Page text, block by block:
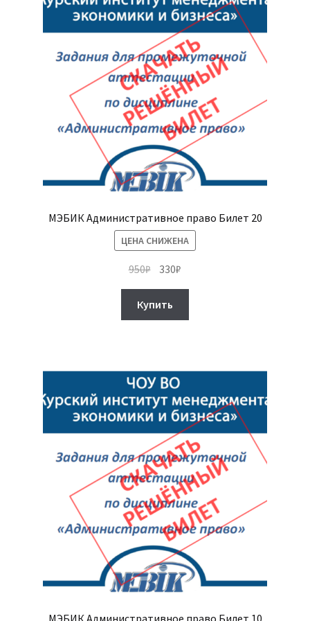
странице
товара.
МЭБИК Административное право Билет 20
ЦЕНА СНИЖЕНА
950₽ Первоначальная
цена
составляла
950₽.
330₽
цена:
Купить